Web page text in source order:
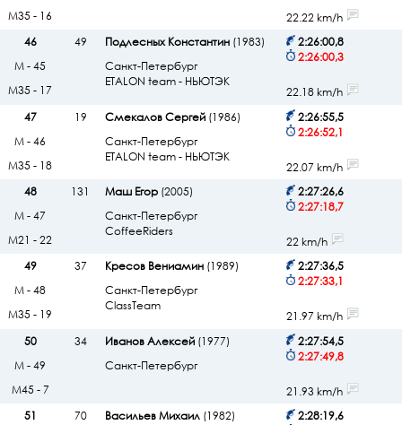
М35 - 16
22.22 km/h
46
49 Подлесных Константин(1983)
Санкт-Петербург
ETALON team - НЬЮТЭК
2:26:00,8
2:26:00,3
М - 45
М35 - 17
22.18 km/h
47
19 Смекалов Сергей(1986)
Санкт-Петербург
ETALON team - НЬЮТЭК
2:26:55,5
2:26:52,1
М - 46
М35 - 18
22.07 km/h
48
131 Маш Егор(2005)
Санкт-Петербург
CoffeeRiders
2:27:26,6
2:27:18,7
М - 47
М21 - 22
22 km/h
49
37 Кресов Вениамин(1989)
Санкт-Петербург
ClassTeam
2:27:36,5
2:27:33,1
М - 48
М35 - 19
21.97 km/h
50
34 Иванов Алексей(1977)
Санкт-Петербург
2:27:54,5
2:27:49,8
М - 49
М45 - 7
21.93 km/h
51
70 Васильев Михаил(1982)
2:28:19,6